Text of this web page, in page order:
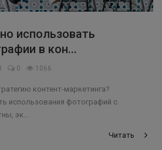
использовать
в кон...
0 1066
контент-маркетинга?
использования фотографий с
эк...
Читать